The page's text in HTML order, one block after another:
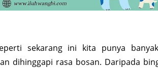
sekarang ini kita punya
dihinggapi rasa bosan. Daripada